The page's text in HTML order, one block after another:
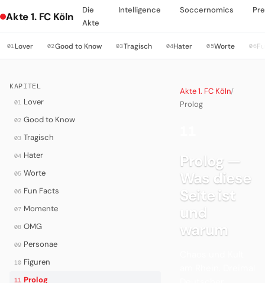
Akte 1. FC Köln
Die
Akte
Intelligence Soccernomics
01Lover 02Good to Know 03Tragisch 04Hater 05Worte 06
KAPITEL
01 Lover
02 Good to Know
03 Tragisch
04 Hater
05 Worte
06 Fun Facts
07 Momente
08 OMG
09 Personae
10 Figuren
11 Prolog
Akte 1. FC Köln/
Prolog
Prolog —
Was diese
Seite ist
und
warum